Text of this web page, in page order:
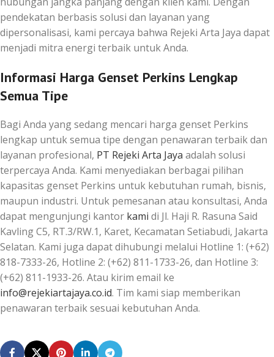
pendekatan berbasis solusi dan layanan yang
dipersonalisasi, kami percaya bahwa Rejeki Arta Jaya dapat
menjadi mitra energi terbaik untuk Anda.
Informasi Harga Genset Perkins Lengkap
Semua Tipe
Bagi Anda yang sedang mencari harga genset Perkins
lengkap untuk semua tipe dengan penawaran terbaik dan
layanan profesional, PT Rejeki Arta Jaya adalah solusi
terpercaya Anda. Kami menyediakan berbagai pilihan
kapasitas genset Perkins untuk kebutuhan rumah, bisnis,
maupun industri. Untuk pemesanan atau konsultasi, Anda
dapat mengunjungi kantor kami di Jl. Haji R. Rasuna Said
Kavling C5, RT.3/RW.1, Karet, Kecamatan Setiabudi, Jakarta
Selatan. Kami juga dapat dihubungi melalui Hotline 1: (+62)
818-7333-26, Hotline 2: (+62) 811-1733-26, dan Hotline 3:
(+62) 811-1933-26. Atau kirim email ke
info@rejekiartajaya.co.id. Tim kami siap memberikan
penawaran terbaik sesuai kebutuhan Anda.